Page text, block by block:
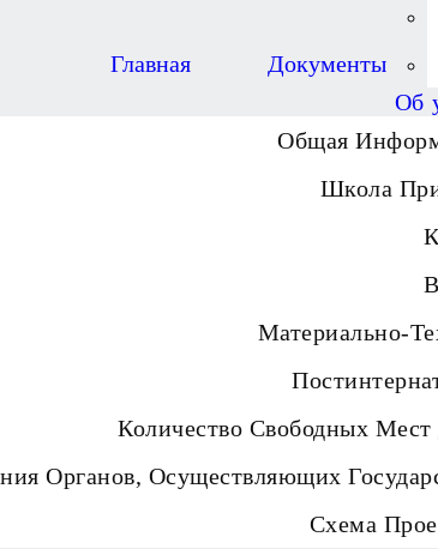
Главная Документы
Об
Общая
Школа
Материально-
Количество Свободных
Органов, Осуществляющих
Схема